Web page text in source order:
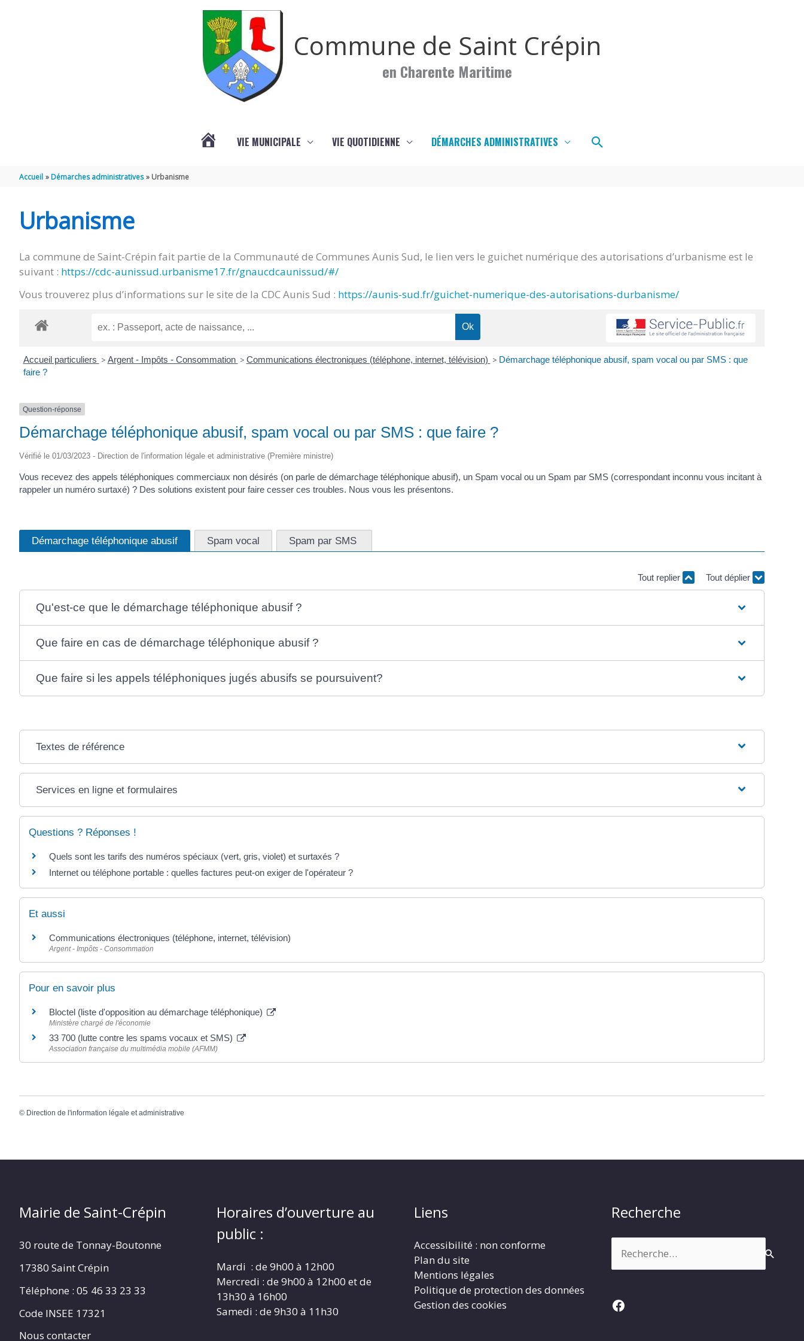
Commune de Saint Crépin
en Charente Maritime
CRÉPIN
VIE MUNICIPALE VIE QUOTIDIENNE DÉMARCHES ADMINISTRATIVES Rechercher
Accueil Démarches administratives Urbanisme
Urbanisme
La commune de Saint-Crépin fait partie de la Communauté de Communes Aunis Sud, le lien vers le guichet numérique des autorisations d’urbanisme est le
suivant : https://cdc-aunissud.urbanisme17.fr/gnaucdcaunissud/#/
Vous trouverez plus d’informations sur le site de la CDC Aunis Sud : https://aunis-sud.fr/guichet-numerique-des-autorisations-durbanisme/
Accueil particuliers > Argent - Impôts - Consommation > Communications électroniques (téléphone, internet, télévision) > Démarchage téléphonique abusif, spam vocal ou par SMS : que
faire ?
Question-réponse
Démarchage téléphonique abusif, spam vocal ou par SMS : que faire ?
Vérifié le 01/03/2023 - Direction de l'information légale et administrative (Première ministre)
Vous recevez des appels téléphoniques commerciaux non désirés (on parle de démarchage téléphonique abusif), un Spam vocal ou un Spam par SMS (correspondant inconnu vous incitant à
rappeler un numéro surtaxé) ? Des solutions existent pour faire cesser ces troubles. Nous vous les présentons.
Démarchage téléphonique abusif Spam vocal Spam par SMS
Tout replier Tout déplier
Qu'est-ce que le démarchage téléphonique abusif ?
Que faire en cas de démarchage téléphonique abusif ?
Que faire si les appels téléphoniques jugés abusifs se poursuivent?
Textes de référence
Services en ligne et formulaires
Questions ? Réponses !
Quels sont les tarifs des numéros spéciaux (vert, gris, violet) et surtaxés ?
Internet ou téléphone portable : quelles factures peut-on exiger de l'opérateur ?
Et aussi
Communications électroniques (téléphone, internet, télévision)
Argent - Impôts - Consommation
Pour en savoir plus
Bloctel (liste d'opposition au démarchage téléphonique)
Ministère chargé de l'économie
33 700 (lutte contre les spams vocaux et SMS)
Association française du multimédia mobile (AFMM)
© Direction de l'information légale et administrative
Mairie de Saint-Crépin
30 route de Tonnay-Boutonne
17380 Saint Crépin
Téléphone : 05 46 33 23 33
Code INSEE 17321
Nous contacter
Horaires d’ouverture au
public :
Mardi : de 9h00 à 12h00
Mercredi : de 9h00 à 12h00 et de
13h30 à 16h00
Samedi : de 9h30 à 11h30
Liens
Accessibilité : non conforme
Plan du site
Mentions légales
Politique de protection des données
Gestion des cookies
Recherche
Facebook